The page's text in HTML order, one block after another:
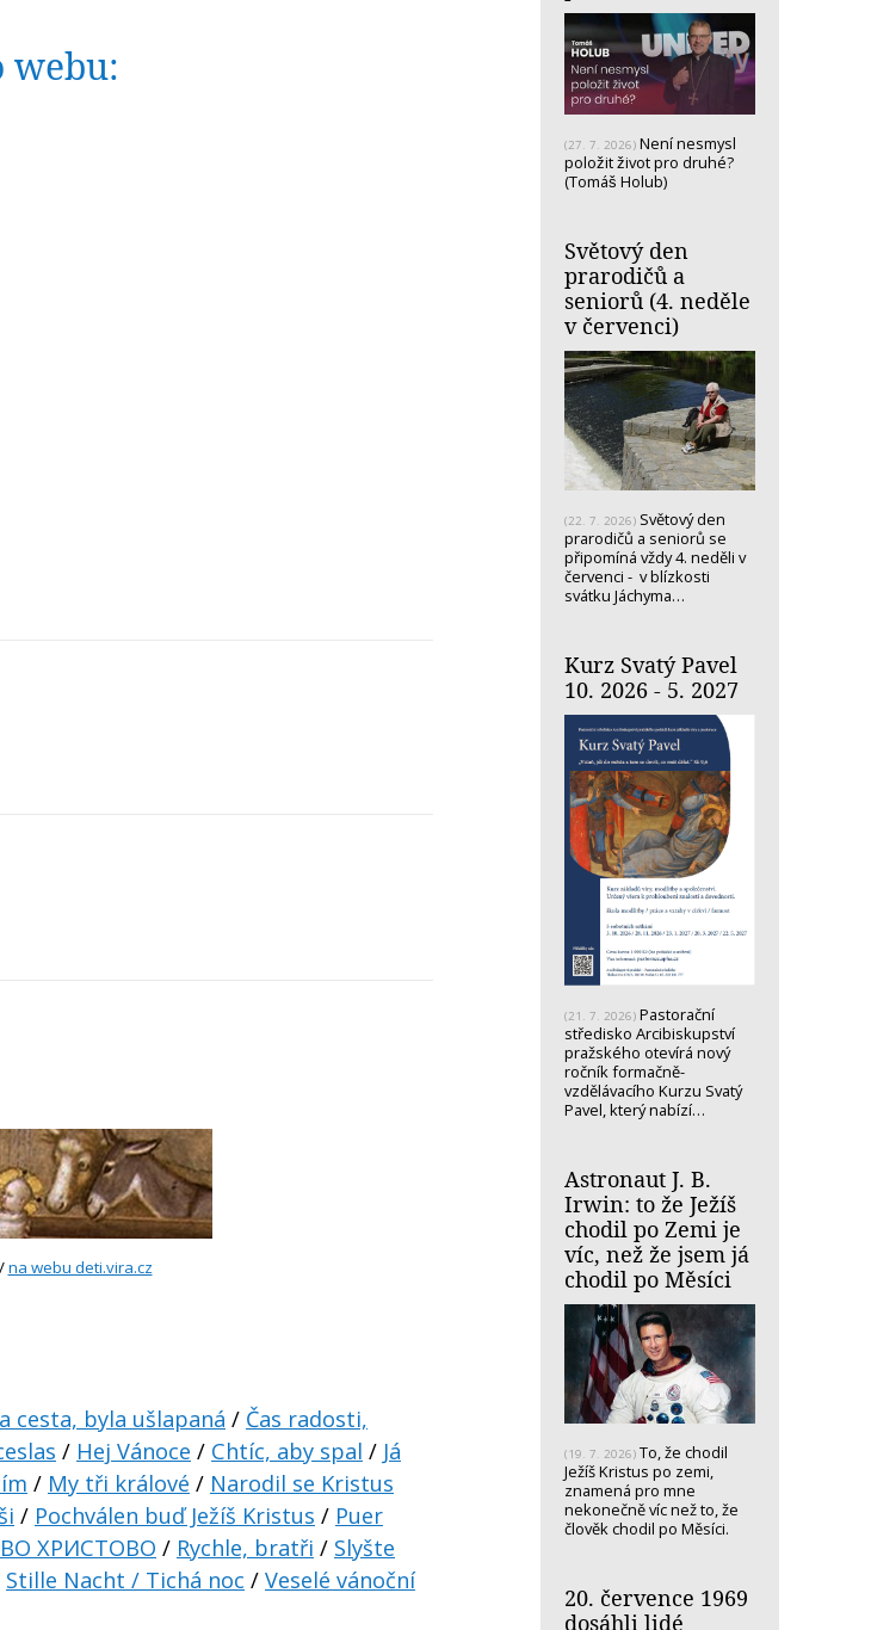
webu:
/na webu deti.vira.cz
cesta, byla ušlapaná / Čas radosti,
/ Hej Vánoce / Chtíc, aby spal / Já
/ My tři králové / Narodil se Kristus
/ Pochválen buď Ježíš Kristus / Puer
ХРИСТОВО / Rychle, bratři / Slyšte
Stille Nacht / Tichá noc / Veselé vánoční
(27. 7. 2026) Není nesmysl
položit život pro druhé?
(Tomáš Holub)
Světový den
prarodičů a
seniorů (4. neděle
v červenci)
(22. 7. 2026) Světový den
prarodičů a seniorů se
připomíná vždy 4. neděli v
červenci - v blízkosti
svátku Jáchyma…
Kurz Svatý Pavel
10. 2026 - 5. 2027
(21. 7. 2026) Pastorační
středisko Arcibiskupství
pražského otevírá nový
ročník formačně-
vzdělávacího Kurzu Svatý
Pavel, který nabízí…
Astronaut J. B.
Irwin: to že Ježíš
chodil po Zemi je
víc, než že jsem já
chodil po Měsíci
(19. 7. 2026) To, že chodil
Ježíš Kristus po zemi,
znamená pro mne
nekonečně víc než to, že
člověk chodil po Měsíci.
20. července 1969
dosáhli lidé